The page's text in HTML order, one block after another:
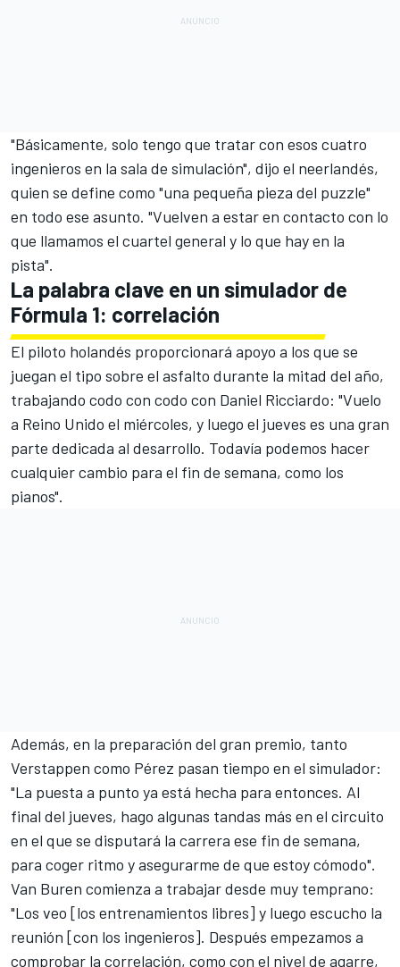
"Básicamente, solo tengo que tratar con esos cuatro
ingenieros en la sala de simulación", dijo el neerlandés,
quien se define como "una pequeña pieza del puzzle"
en todo ese asunto. "Vuelven a estar en contacto con lo
que llamamos el cuartel general y lo que hay en la
pista".
La palabra clave en un simulador de
Fórmula 1: correlación
El piloto holandés proporcionará apoyo a los que se
juegan el tipo sobre el asfalto durante la mitad del año,
trabajando codo con codo con Daniel Ricciardo: "Vuelo
a Reino Unido el miércoles, y luego el jueves es una gran
parte dedicada al desarrollo. Todavía podemos hacer
cualquier cambio para el fin de semana, como los
pianos".
Además, en la preparación del gran premio, tanto
Verstappen como Pérez pasan tiempo en el simulador:
"La puesta a punto ya está hecha para entonces. Al
final del jueves, hago algunas tandas más en el circuito
en el que se disputará la carrera ese fin de semana,
para coger ritmo y asegurarme de que estoy cómodo".
Van Buren comienza a trabajar desde muy temprano:
"Los veo [los entrenamientos libres] y luego escucho la
reunión [con los ingenieros]. Después empezamos a
comprobar la correlación, como con el nivel de agarre,